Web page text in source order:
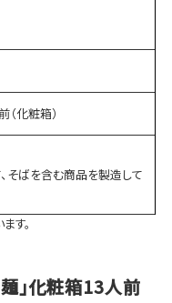
化粧箱）
そばを含む商品を製造して
す。
」化粧箱13人前